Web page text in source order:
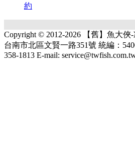
約
Copyright © 2012-2026 【舊】魚大
台南市北區文賢一路351號 統編：
358-1813 E-mail: